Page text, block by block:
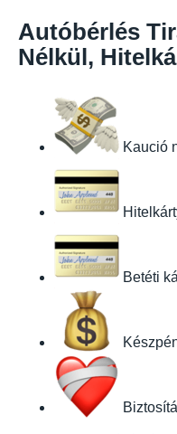
Autóbérlés
Nélkül,
Kaució
Betéti